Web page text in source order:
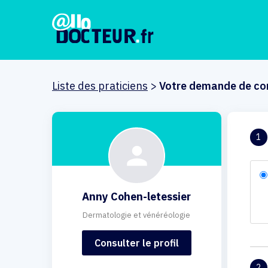
Liste des praticiens > Votre demande de
Anny Cohen-letessier
Dermatologie et vénéréologie
Consulter le profil
1